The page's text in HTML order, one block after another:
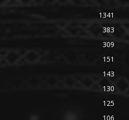
1341
383
309
151
143
130
125
106